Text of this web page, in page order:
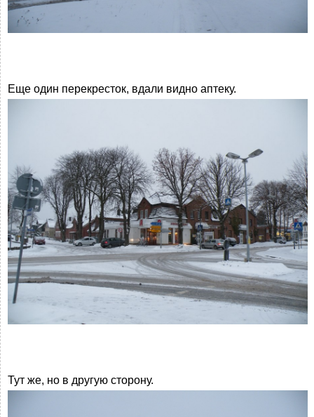
Еще один перекресток, вдали видно аптеку.
Тут же, но в другую сторону.